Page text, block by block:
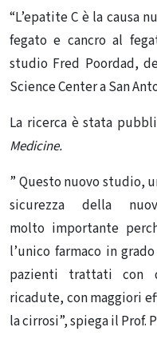
“L’epatite C è la causa
fegato e cancro al
studio Fred Poordad,
Science Center a San
La ricerca è stata
Medicine.
” Questo nuovo studio,
sicurezza della
molto importante
l’unico farmaco in
pazienti trattati con
ricadute, con maggiori
la cirrosi”, spiega il Prof.